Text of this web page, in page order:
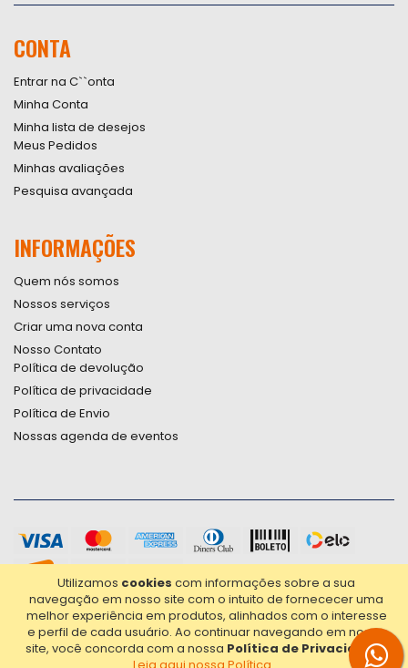
Utilizamos cookies com informações sobre a sua
navegação em nosso site com o intuito de fornececer uma
melhor experiência em produtos, alinhados com o interesse
e perfil de cada usuário. Ao continuar navegando em nosso
site, você concorda com a nossa Política de Privacidade.
Newsletter:
CONTA
Entrar na C``onta
Minha Conta
Minha lista de desejos
Meus Pedidos
Minhas avaliações
Pesquisa avançada
INFORMAÇÕES
Quem nós somos
Nossos serviços
Criar uma nova conta
Nosso Contato
Política de devolução
Política de privacidade
Política de Envio
Nossas agenda de eventos